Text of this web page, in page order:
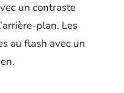
un contraste
plan. Les
au flash avec un